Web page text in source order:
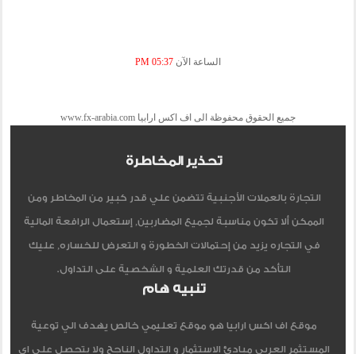
الساعة الآن 05:37 PM
جميع الحقوق محفوظة الى اف اكس ارابيا www.fx-arabia.com
تحذير المخاطرة
التجارة بالعملات الأجنبية تتضمن علي قدر كبير من المخاطر ومن
الممكن ألا تكون مناسبة لجميع المضاربين, إستعمال الرافعة المالية
في التجاره يزيد من إحتمالات الخطورة و التعرض للخساره, عليك
التأكد من قدرتك العلمية و الشخصية على التداول.
تنبيه هام
موقع اف اكس ارابيا هو موقع تعليمي خالص يهدف الي توعية
المستثمر العربي مبادئ الاستثمار و التداول الناجح ولا يتحصل علي اي